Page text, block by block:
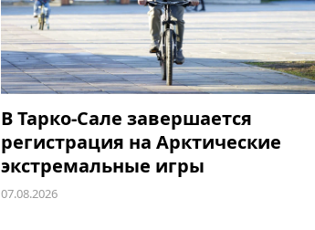
В Тарко-Сале завершается
регистрация на Арктические
экстремальные игры
07.08.2026